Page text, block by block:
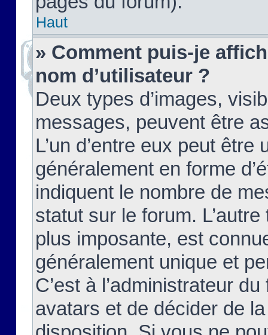
Haut
» Comment puis-je
nom d’utilisateur ?
Deux types d’images,
messages, peuvent être
L’un d’entre eux peut
généralement en forme
indiquent le nombre de
statut sur le forum.
plus imposante, est
généralement unique et
C’est à l’administrateur
avatars et de décider de